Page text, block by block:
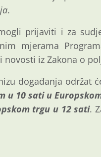
.
prijaviti i za
mjerama
novosti iz Zakona o
događanja održat
u 10 sati u
trgu u 12 sati.